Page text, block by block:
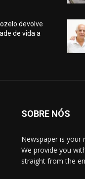
devolve
de vida a
SOBRE NÓS
Newspaper is your
We provide you
straight from the